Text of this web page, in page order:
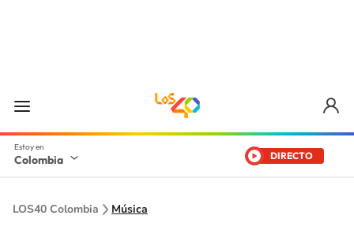
Colombia DIRECTO
LOS40 Colombia Música